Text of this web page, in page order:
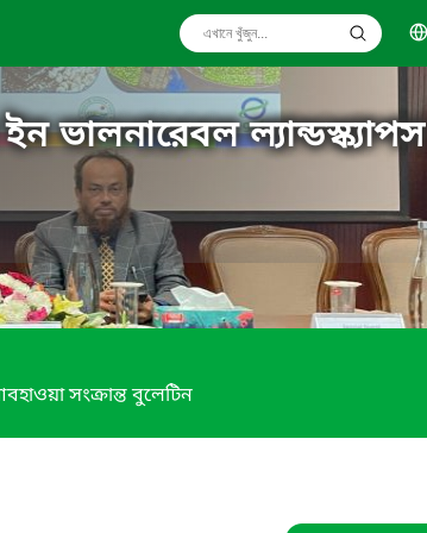
ভালনারেবল ল্যান্ডস্ক্যাপস
সংক্রান্ত বুলেটিন